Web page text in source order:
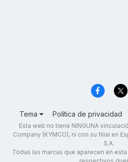
Tema Política de privacidad
Esta web no tiene NINGUNA
Company (KYMCO), ni con su filial en
S.A.
Todas las marcas que aparecen en